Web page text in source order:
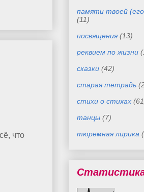
что
памяти твоей
(11)
посвящения (13)
реквием по жизни
сказки (42)
старая тетрадь
стихи о стихах
танцы (7)
тюремная лирика